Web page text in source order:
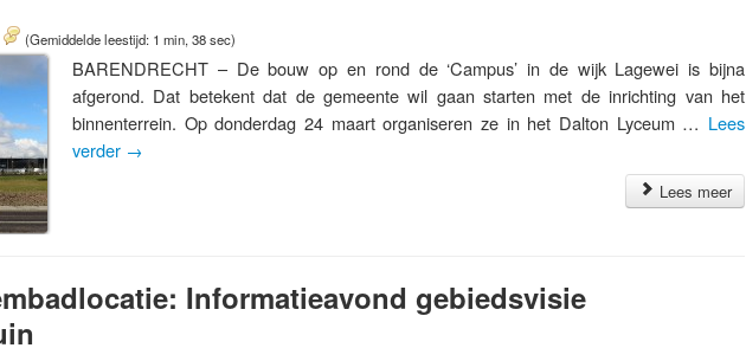
(Gemiddelde leestijd: 1 min, 38 sec)
BARENDRECHT – De bouw op en rond de ‘Campus’ in de wijk Lagewei is bijna
afgerond. Dat betekent dat de gemeente wil gaan starten met de inrichting van het
binnenterrein. Op donderdag 24 maart organiseren ze in het Dalton Lyceum … Lees
verder →
Lees meer
Informatieavond gebiedsvisie